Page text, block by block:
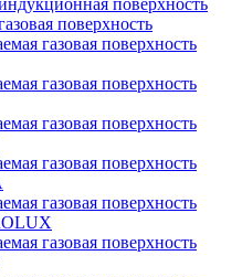
поверхность
поверхность
газовая поверхность
газовая поверхность
газовая поверхность
газовая поверхность
газовая поверхность
газовая поверхность